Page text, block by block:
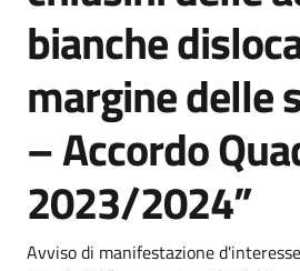
bianche
margine delle
– Accordo
2023/2024”
Dettagli della
Avviso di manifestazione